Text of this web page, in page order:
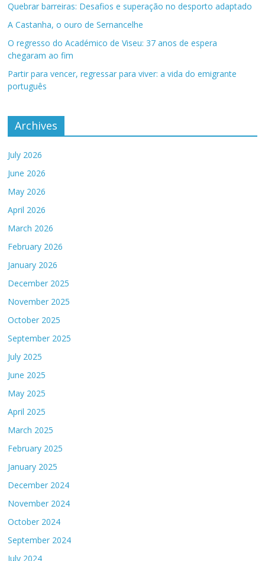
Quebrar barreiras: Desafios e superação no desporto adaptado
A Castanha, o ouro de Sernancelhe
O regresso do Académico de Viseu: 37 anos de espera
chegaram ao fim
Partir para vencer, regressar para viver: a vida do emigrante
português
Archives
July 2026
June 2026
May 2026
April 2026
March 2026
February 2026
January 2026
December 2025
November 2025
October 2025
September 2025
July 2025
June 2025
May 2025
April 2025
March 2025
February 2025
January 2025
December 2024
November 2024
October 2024
September 2024
July 2024